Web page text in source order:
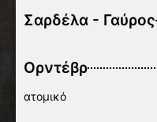
Σαρδέλα - Γαύρος
Ορντέβρ
ατομικό